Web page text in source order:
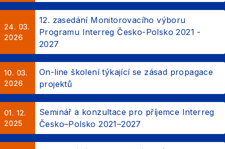
24. 03.
2026
12. zasedání Monitorovacího výboru
Programu Interreg Česko-Polsko 2021 -
2027
10. 03.
2026
On-line školení týkající se zásad propagace
projektů
01. 12.
2025
Seminář a konzultace pro příjemce Interreg
Česko–Polsko 2021–2027